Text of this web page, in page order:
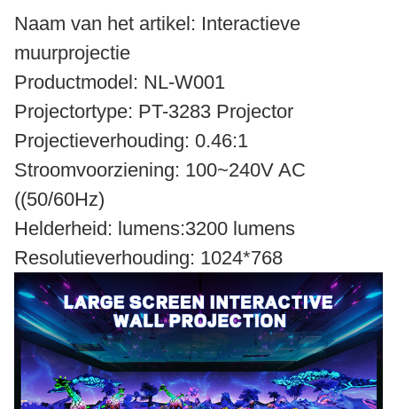
Naam van het artikel: Interactieve
muurprojectie
Productmodel: NL-W001
Projectortype: PT-3283 Projector
Projectieverhouding: 0.46:1
Stroomvoorziening: 100~240V AC
((50/60Hz)
Helderheid: lumens:3200 lumens
Resolutieverhouding: 1024*768